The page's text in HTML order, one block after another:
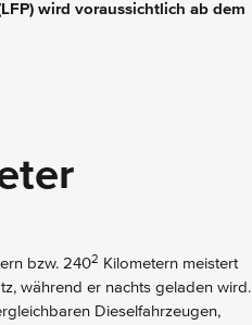
wird voraussichtlich ab dem
bzw. 2402 Kilometern meistert
während er nachts geladen wird.
Dieselfahrzeugen,